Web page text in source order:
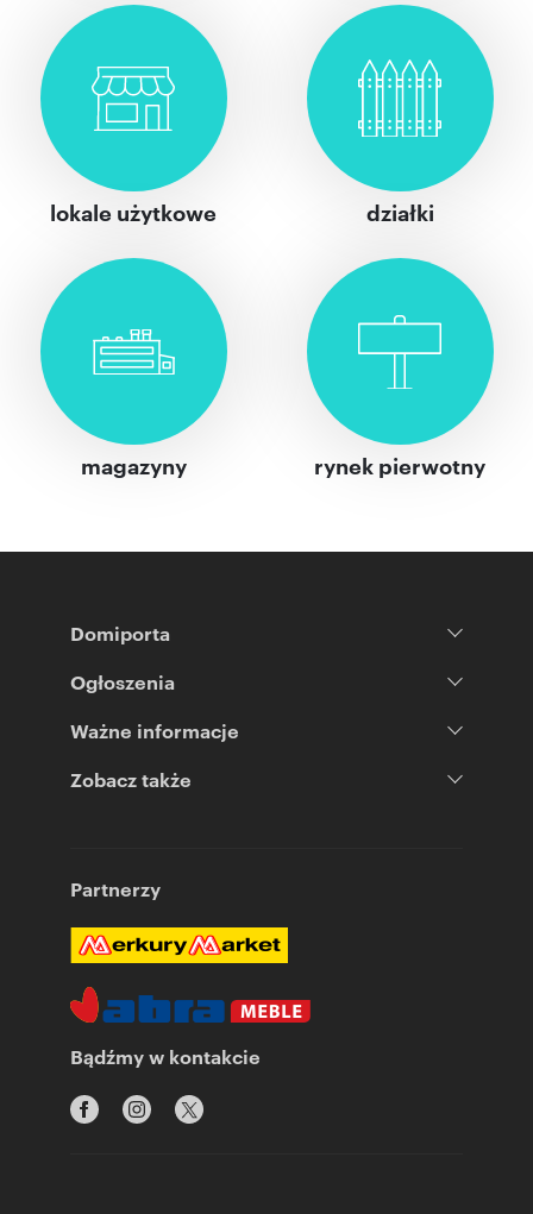
lokale użytkowe działki
magazyny rynek pierwotny
Domiporta
Ogłoszenia
Ważne informacje
Zobacz także
Partnerzy
Bądźmy w kontakcie